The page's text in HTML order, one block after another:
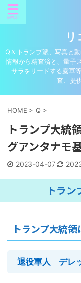
リ
Q＆トランプ派、写真と
情報から精査済と、量子
サラをリードする露軍
査、提
HOME > Q >
トランプ大統
グアンタナモ
2023-04-07
トラ
トランプ大統
退役軍人 デレ